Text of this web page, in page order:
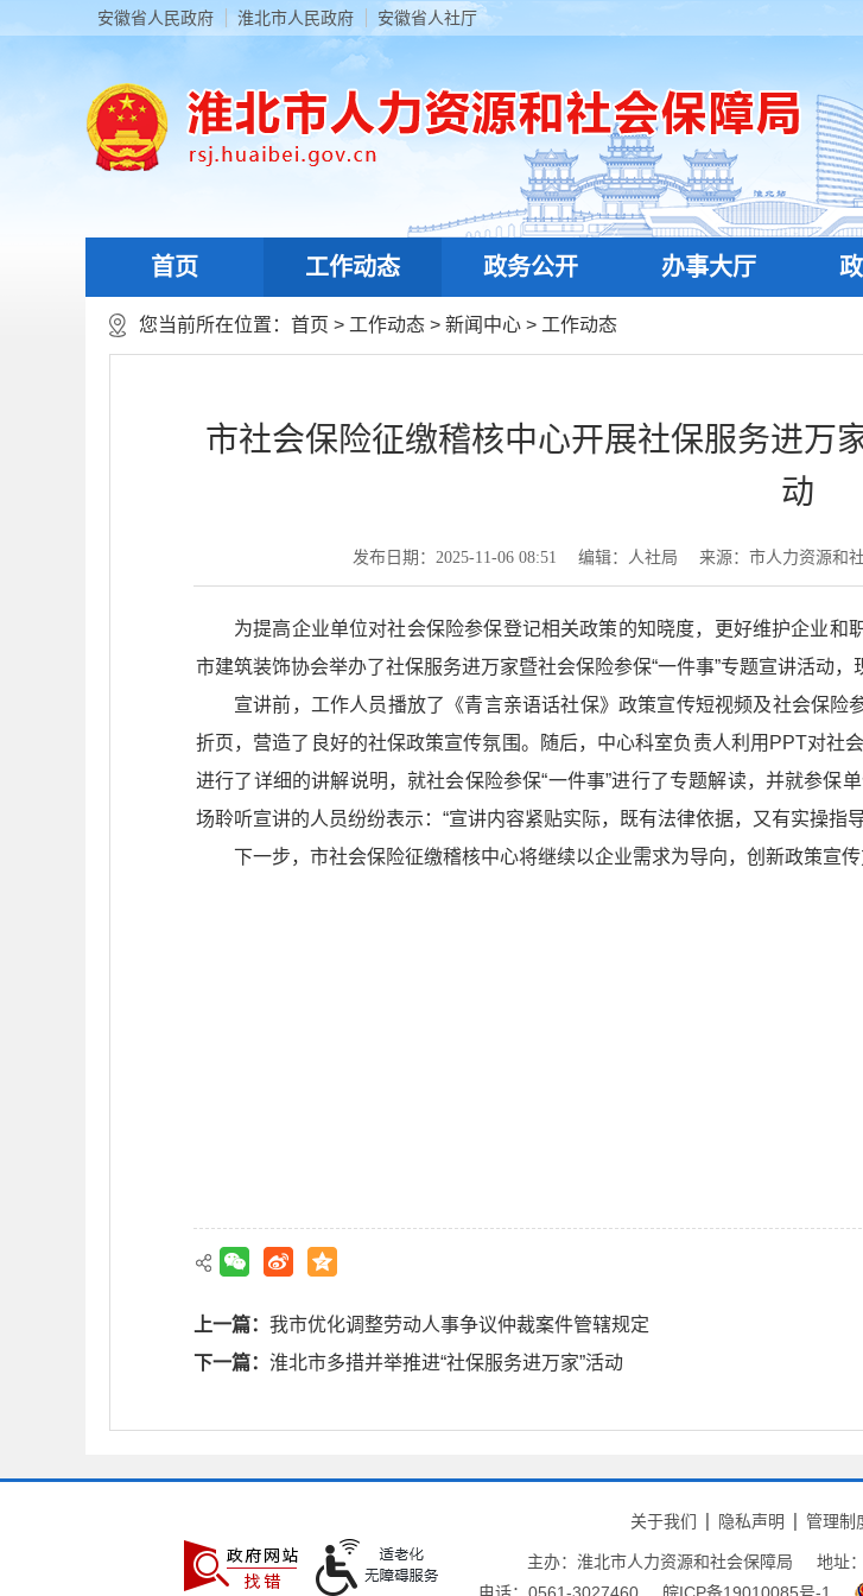
安徽省人民政府 淮北市人民政府 安徽省人社厅
首页 工作动态 政务公开 办事大厅
您当前所在位置： 首页 > 工作动态 > 新闻中心 > 工作动态
市社会保险征缴稽核中心开展社保服务进万
动
发布日期：2025-11-06 08:51 编辑：人社局 来源：市人力资源和
为提高企业单位对社会保险参保登记相关政策的知晓度，更好维护企业
市建筑装饰协会举办了社保服务进万家暨社会保险参保“一件事”专题宣讲活动，
宣讲前，工作人员播放了《青言亲语话社保》政策宣传短视频及社会保险
折页，营造了良好的社保政策宣传氛围。随后，中心科室负责人利用PPT对社
进行了详细的讲解说明，就社会保险参保“一件事”进行了专题解读，并就参
场聆听宣讲的人员纷纷表示：“宣讲内容紧贴实际，既有法律依据，又有实操指
下一步，市社会保险征缴稽核中心将继续以企业需求为导向，创新政策宣
上一篇： 我市优化调整劳动人事争议仲裁案件管辖规定
下一篇： 淮北市多措并举推进“社保服务进万家”活动
关于我们 隐私声明 管理制
主办：淮北市人力资源和社会保障局
地址